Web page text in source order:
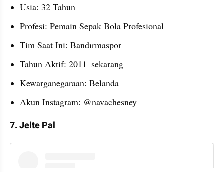
Usia: 32 Tahun
Profesi: Pemain Sepak Bola Profesional
Tim Saat Ini: Bandırmaspor
Tahun Aktif: 2011–sekarang
Kewarganegaraan: Belanda
Akun Instagram: @navachesney
7. Jelte Pal